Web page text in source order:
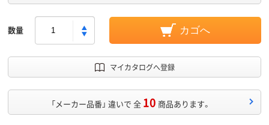
数量 カゴへ
マイカタログへ登録
「メーカー品番」 違いで 全 10 商品あります。